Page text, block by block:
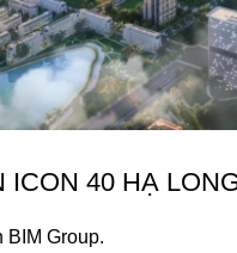
ICON 40 HẠ
BIM Group.